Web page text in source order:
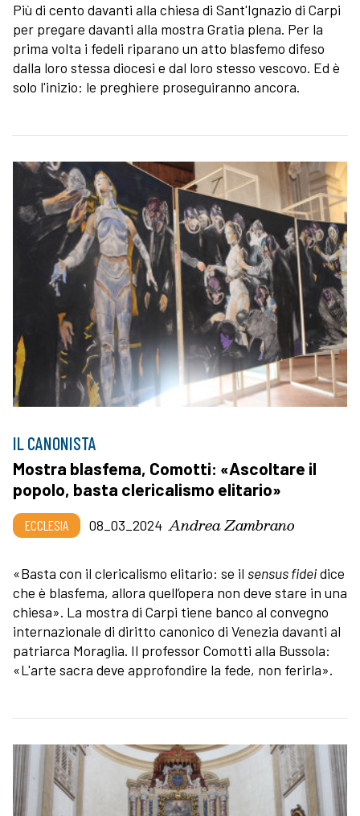
Più di cento davanti alla chiesa di Sant'Ignazio di Carpi
per pregare davanti alla mostra Gratia plena. Per la
prima volta i fedeli riparano un atto blasfemo difeso
dalla loro stessa diocesi e dal loro stesso vescovo. Ed è
solo l'inizio: le preghiere proseguiranno ancora.
IL CANONISTA
Mostra blasfema, Comotti: «Ascoltare il
popolo, basta clericalismo elitario»
ECCLESIA 08_03_2024 Andrea Zambrano
«Basta con il clericalismo elitario: se il sensus fideidice
che è blasfema, allora quell’opera non deve stare in una
chiesa». La mostra di Carpi tiene banco al convegno
internazionale di diritto canonico di Venezia davanti al
patriarca Moraglia. Il professor Comotti alla Bussola:
«L'arte sacra deve approfondire la fede, non ferirla».